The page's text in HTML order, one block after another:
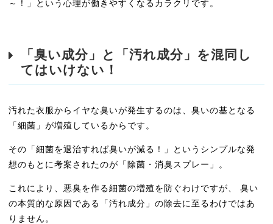
～！」という心理が働きやすくなるカラクリです。
「臭い成分」と「汚れ成分」を混同し
てはいけない！
汚れた衣服からイヤな臭いが発生するのは、臭いの基となる
「細菌」が増殖しているからです。
その「細菌を退治すれば臭いが減る！」というシンプルな発
想のもとに考案されたのが「除菌・消臭スプレー」。
これにより、悪臭を作る細菌の増殖を防ぐわけですが、 臭い
の本質的な原因である「汚れ成分」の除去に至るわけではあ
りません。